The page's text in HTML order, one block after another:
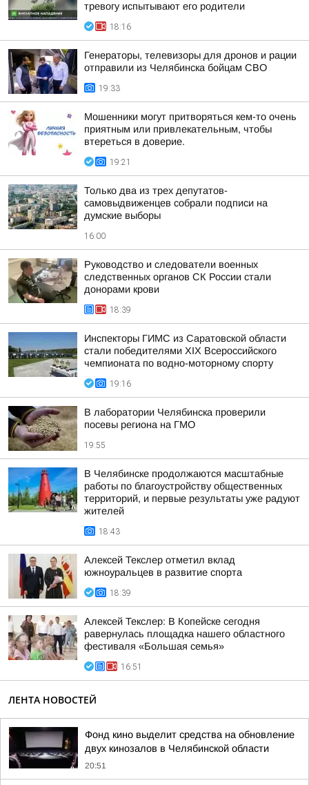
тревогу испытывают его родители
18:16
Генераторы, телевизоры для дронов и рации
отправили из Челябинска бойцам СВО
19:33
Мошенники могут притворяться кем-то очень
приятным или привлекательным, чтобы
втереться в доверие.
19:21
Только два из трех депутатов-
самовыдвиженцев собрали подписи на
думские выборы
16:00
Руководство и следователи военных
следственных органов СК России стали
донорами крови
18:39
Инспекторы ГИМС из Саратовской области
стали победителями XIX Всероссийского
чемпионата по водно-моторному спорту
19:16
В лаборатории Челябинска проверили
посевы региона на ГМО
19:55
В Челябинске продолжаются масштабные
работы по благоустройству общественных
территорий, и первые результаты уже радуют
жителей
18:43
Алексей Текслер отметил вклад
южноуральцев в развитие спорта
18:39
Алексей Текслер: В Копейске сегодня
равернулась площадка нашего областного
фестиваля «Большая семья»
16:51
ЛЕНТА НОВОСТЕЙ
Фонд кино выделит средства на обновление
двух кинозалов в Челябинской области
20:51